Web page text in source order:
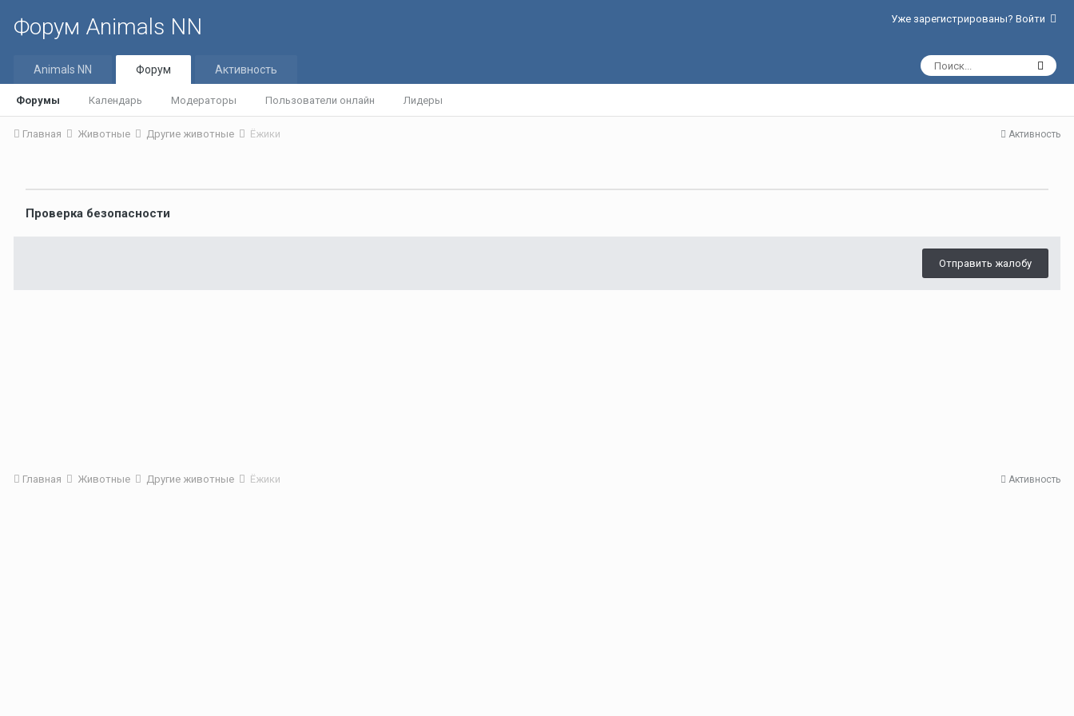
Форум Animals NN Уже зарегистрированы? Войти
Animals NN Форум
Форумы Календарь Модераторы Пользователи онлайн Лидеры
Активность
Активность
Главная Животные Другие животные Ёжики
Проверка безопасности
Отправить жалобу
Активность
Главная Животные Другие животные Ёжики